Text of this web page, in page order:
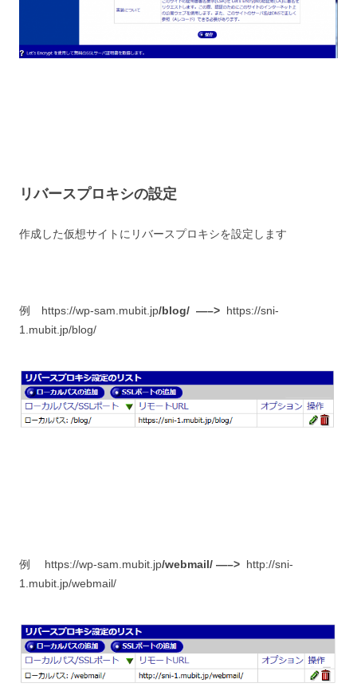
リバースプロキシの設定
作成した仮想サイトにリバースプロキシを設定します
例 https://wp-sam.mubit.jp/blog/ —–> https://sni-
1.mubit.jp/blog/
例 https://wp-sam.mubit.jp/webmail/ —–> http://sni-
1.mubit.jp/webmail/